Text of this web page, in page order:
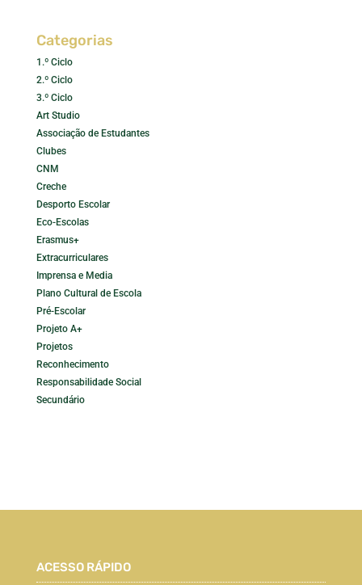
Categorias
1.º Ciclo
2.º Ciclo
3.º Ciclo
Art Studio
Associação de Estudantes
Clubes
CNM
Creche
Desporto Escolar
Eco-Escolas
Erasmus+
Extracurriculares
Imprensa e Media
Plano Cultural de Escola
Pré-Escolar
Projeto A+
Projetos
Reconhecimento
Responsabilidade Social
Secundário
ACESSO RÁPIDO